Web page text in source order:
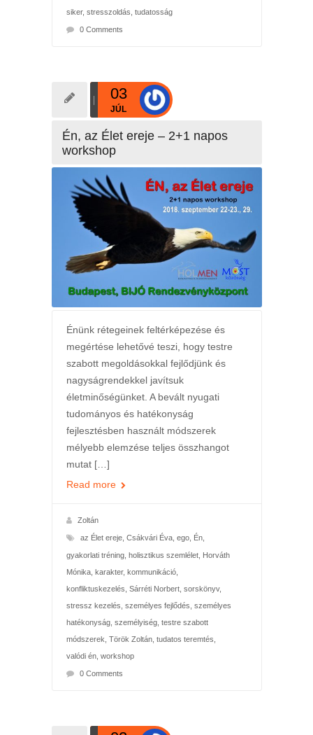
siker, stresszoldás tudatosság
0 Comments
03
JÚL
Én, az Élet ereje – 2+1 napos
workshop
Énünk rétegeinek feltérképezése és
megértése lehetővé teszi, hogy testre
szabott megoldásokkal fejlődjünk és
nagyságrendekkel javítsuk
életminőségünket. A bevált nyugati
tudományos és hatékonyság
fejlesztésben használt módszerek
mélyebb elemzése teljes összhangot
mutat […]
Read more
Zoltán
az Élet ereje, Csákvári Éva, ego, Én,
gyakorlati tréning, holisztikus szemlélet, Horváth
Mónika, karakter, kommunikáció,
konfliktuskezelés Sárréti Norbert, sorskönyv,
stressz kezelés személyes fejlődés személyes
hatékonyság, személyiség, testre szabott
módszerek Török Zoltán, tudatos teremtés
valódi én, workshop
0 Comments